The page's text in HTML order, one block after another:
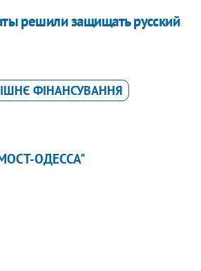
решили защищать русский
ФІНАНСУВАННЯ
ОДЕССА"